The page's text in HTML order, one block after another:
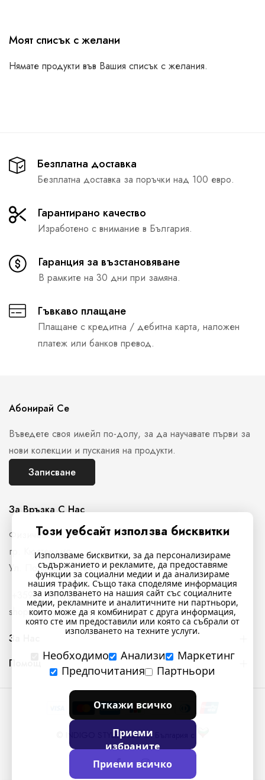
Моят списък с желани
Нямате продукти във Вашия списък с желания.
Безплатна доставка
Безплатна доставка за поръчки над 100 евро.
Гарантирано качество
Изработено с внимание в България.
Гаранция за възстановяване
В рамките на 30 дни при замяна.
Гъвкаво плащане
Плащане с кредитна / дебитна карта, наложен
платеж или банков превод.
За Връзка С Нас
Физически магазин
гр. Кюстендил,
Ул. Полковник Стефан Манов N26
+359897761716
shop@indigostyle.bg
За Нас
Помощ
Абонирай Се
Въведете своя имейл по-долу, за да научавате първи за
нови колекции и пускания на продукти.
Записване
© INDIGO STYLE 2025 От България с
Този уебсайт използва бисквитки
Използваме бисквитки, за да персонализираме
съдържанието и рекламите, да предоставяме
функции за социални медии и да анализираме
нашия трафик. Също така споделяме информация
за използването на нашия сайт със социалните
медии, рекламните и аналитичните ни партньори,
които може да я комбинират с друга информация,
която сте им предоставили или която са събрали от
използването на техните услуги.
Необходимо Анализи
Маркетинг
Предпочитания
Партньори
Откажи всичко
Приеми
избраните
Приеми всичко